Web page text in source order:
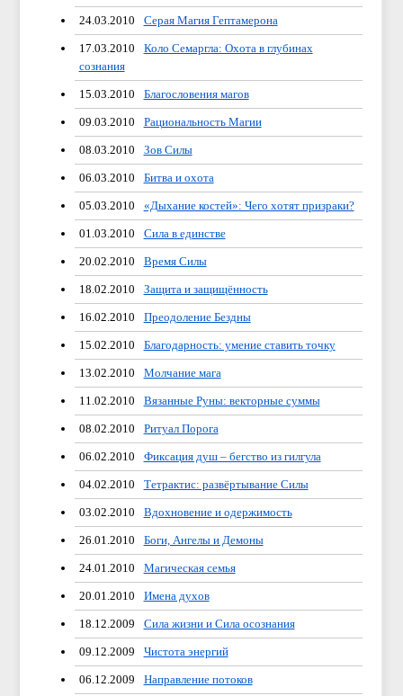
24.03.2010 Серая Магия Гептамерона
17.03.2010
Коло Семаргла: Охота в глубинах
сознания
15.03.2010 Благословения магов
09.03.2010 Рациональность Магии
08.03.2010 Зов Силы
06.03.2010 Битва и охота
05.03.2010 «Дыхание костей»: Чего хотят призраки?
01.03.2010 Сила в единстве
20.02.2010 Время Силы
18.02.2010 Защита и защищённость
16.02.2010 Преодоление Бездны
15.02.2010 Благодарность: умение ставить точку
13.02.2010 Молчание мага
11.02.2010 Вязанные Руны: векторные суммы
08.02.2010 Ритуал Порога
06.02.2010 Фиксация душ – бегство из гилгула
04.02.2010 Тетрактис: развёртывание Силы
03.02.2010 Вдохновение и одержимость
26.01.2010 Боги, Ангелы и Демоны
24.01.2010 Магическая семья
20.01.2010 Имена духов
18.12.2009 Сила жизни и Сила осознания
09.12.2009 Чистота энергий
06.12.2009 Направление потоков